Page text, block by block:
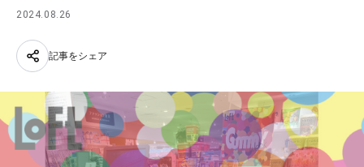
2024.08.26
記事をシェア